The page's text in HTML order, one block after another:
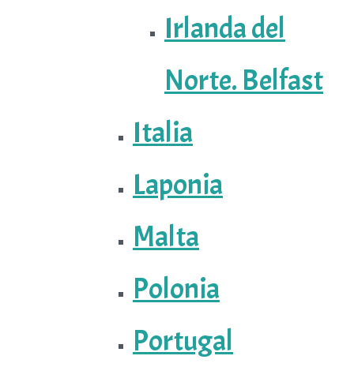
Irlanda del
Norte. Belfast
Italia
Laponia
Malta
Polonia
Portugal